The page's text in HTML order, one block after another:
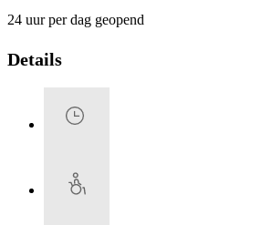
24 uur per dag geopend
Details